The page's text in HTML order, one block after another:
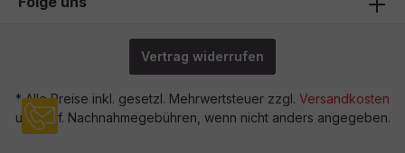
Vertrag widerrufen
* Alle Preise inkl. gesetzl. Mehrwertsteuer zzgl. Versandkosten
und ggf. Nachnahmegebühren, wenn nicht anders angegeben.